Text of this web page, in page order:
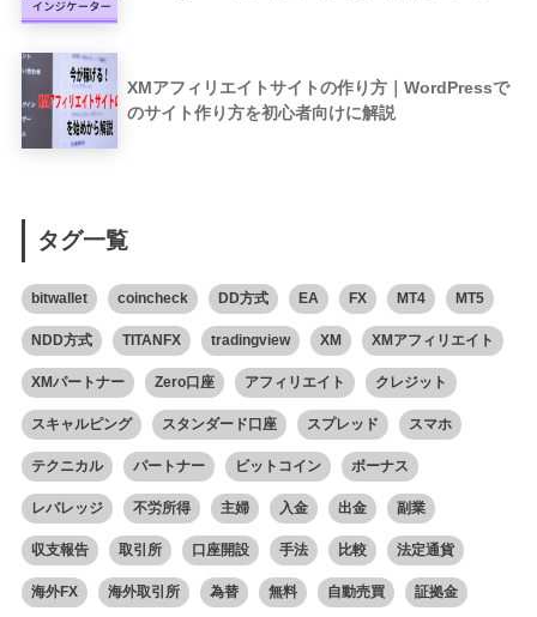
XMアフィリエイトサイトの作り方｜WordPressで
のサイト作り方を初心者向けに解説
タグ一覧
bitwallet coincheck DD方式 EA FX MT4 MT5
NDD方式 TITANFX tradingview XM XMアフィリエイト
XMパートナー Zero口座 アフィリエイト クレジット
スキャルピング スタンダード口座 スプレッド スマホ
テクニカル パートナー ビットコイン ボーナス
レバレッジ 不労所得 主婦 入金 出金 副業
収支報告 取引所 口座開設 手法 比較 法定通貨
海外FX 海外取引所 為替 無料 自動売買 証拠金